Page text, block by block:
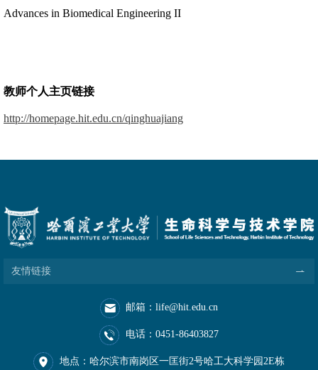
Advances in Biomedical Engineering II
教师个人主页链接
http://homepage.hit.edu.cn/qinghuajiang
友情链接
邮箱：life@hit.edu.cn
电话：0451-86403827
地点：哈尔滨市南岗区一匡街2号哈工大科学园2E栋